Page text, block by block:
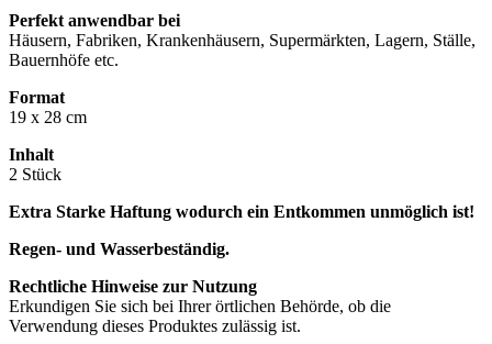
Perfekt anwendbar bei
Häusern, Fabriken, Krankenhäusern, Supermärkten, Lagern, Ställe,
Bauernhöfe etc.
Format
19 x 28 cm
Inhalt
2 Stück
Extra Starke Haftung wodurch ein Entkommen unmöglich ist!
Regen- und Wasserbeständig.
Rechtliche Hinweise zur Nutzung
Erkundigen Sie sich bei Ihrer örtlichen Behörde, ob die
Verwendung dieses Produktes zulässig ist.